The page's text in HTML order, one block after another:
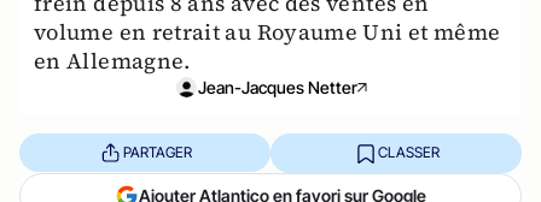
volume en retrait au Royaume Uni et même
en Allemagne.
Jean-Jacques Netter
PARTAGER CLASSER
Ajouter Atlantico en favori sur Google